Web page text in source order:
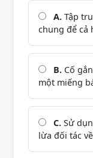
A. Tập
chung để cả
B. Cố
một miếng
C. Sử
lừa đối tác